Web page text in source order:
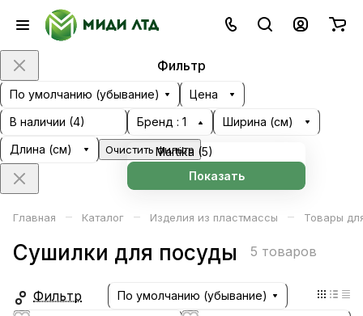
Фильтр
По умолчанию (убывание)
Цена
В наличии (4) Бренд : 1
Martika (5)
Показать
Ширина (см)
Длина (см)
Очистить фильтр
Главная – Каталог – Изделия из пластмассы – Товары
Сушилки для посуды 5 товаров
Фильтр По умолчанию (убывание)